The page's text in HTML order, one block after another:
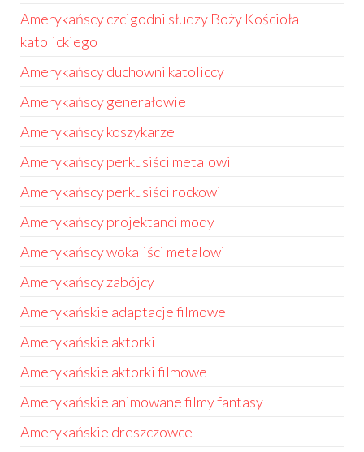
Amerykańscy czcigodni słudzy Boży Kościoła
katolickiego
Amerykańscy duchowni katoliccy
Amerykańscy generałowie
Amerykańscy koszykarze
Amerykańscy perkusiści metalowi
Amerykańscy perkusiści rockowi
Amerykańscy projektanci mody
Amerykańscy wokaliści metalowi
Amerykańscy zabójcy
Amerykańskie adaptacje filmowe
Amerykańskie aktorki
Amerykańskie aktorki filmowe
Amerykańskie animowane filmy fantasy
Amerykańskie dreszczowce